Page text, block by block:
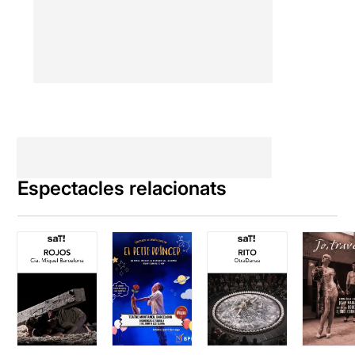
de l’origen de la creació.
KIND, és una proposta
dedicada als fills i filles
, a
través dels que els
espectadors veiem el món,
des del punt de vista d'uns
nens o d'uns adolescents
amb tantes pors i tants
desitjos com nosaltres
mateixos, amb eleccions
Espectacles relacionats